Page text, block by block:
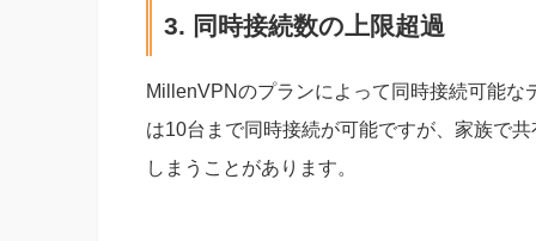
3. 同時接続数の上限超過
MillenVPNのプランによって同時接続可能
は10台まで同時接続が可能ですが、家族で
しまうことがあります。